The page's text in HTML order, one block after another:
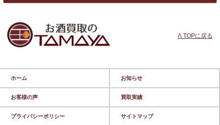
Λ TOPに戻る
ホーム お知らせ
お客様の声 買取実績
プライバシーポリシー サイトマップ